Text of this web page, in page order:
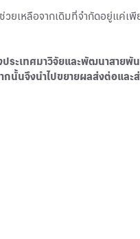
เหลือจากเดิมที่จำกัดอยู่แค่เพี
ะเทศมาวิจัยและพัฒนาสายพัน
นั้นจึงนำไปขยายผลส่งต่อและ